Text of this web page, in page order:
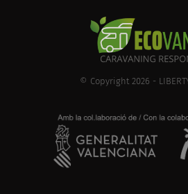
© Copyright 2026 -